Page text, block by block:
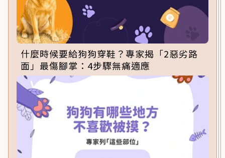
什麼時候要給狗狗穿鞋？專家揭「2惡劣路
面」最傷腳掌：4步驟無痛適應